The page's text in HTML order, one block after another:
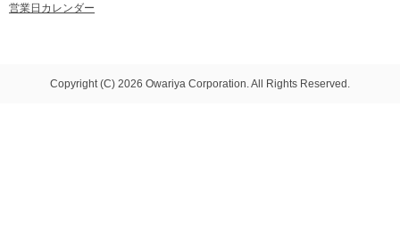
営業日カレンダー
Copyright (C) 2026 Owariya Corporation. All Rights Reserved.